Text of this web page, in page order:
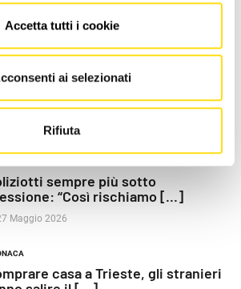
Accetta tutti i cookie
ai selezionati
Rifiuta
(Lega): “Piazza Libertà va
Vaccarezza [...]
27 Maggio 2026
sempre più sotto
“Così rischiamo [...]
Maggio 2026
casa a Trieste, gli stranieri